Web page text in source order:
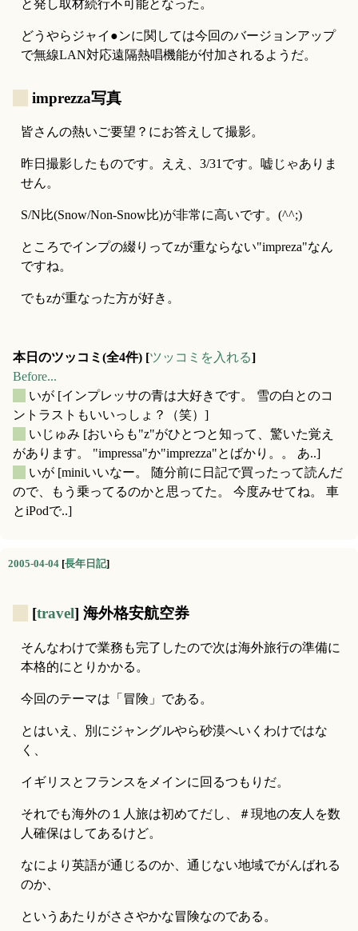
と発し取材続行不可能となった。
どうやらジャイ●ンに関しては今回のバージョンアップ
で無線LAN対応遠隔熱唱機能が付加されるようだ。
imprezza写真
皆さんの熱いご要望？にお答えして撮影。
昨日撮影したものです。ええ、3/31です。嘘じゃありま
せん。
S/N比(Snow/Non-Snow比)が非常に高いです。(^^;)
ところでインプの綴りってzが重ならない"impreza"なん
ですね。
でもzが重なった方が好き。
本日のツッコミ(全4件) [ツッコミを入れる]
Before...
いが [インプレッサの青は大好きです。 雪の白とのコ
ントラストもいいっしょ？（笑）]
いじゅみ [おいらも"z"がひとつと知って、驚いた覚え
があります。 "impressa"か"imprezza"とばかり。。 あ..]
いが [miniいいなー。 随分前に日記で買ったって読んだ
ので、もう乗ってるのかと思ってた。 今度みせてね。 車
とiPodで..]
2005-04-04 [長年日記]
[travel] 海外格安航空券
そんなわけで業務も完了したので次は海外旅行の準備に
本格的にとりかかる。
今回のテーマは「冒険」である。
とはいえ、別にジャングルやら砂漠へいくわけではな
く、
イギリスとフランスをメインに回るつもりだ。
それでも海外の１人旅は初めてだし、＃現地の友人を数
人確保はしてあるけど。
なにより英語が通じるのか、通じない地域でがんばれる
のか、
というあたりがささやかな冒険なのである。